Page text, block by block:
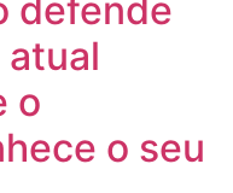
defende
o
o seu